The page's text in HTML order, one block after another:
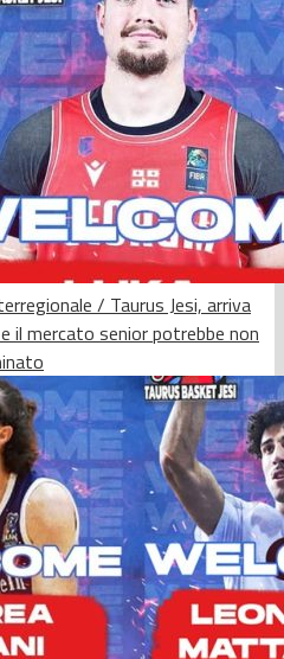
/ Taurus Jesi, arriva
il mercato senior potrebbe non